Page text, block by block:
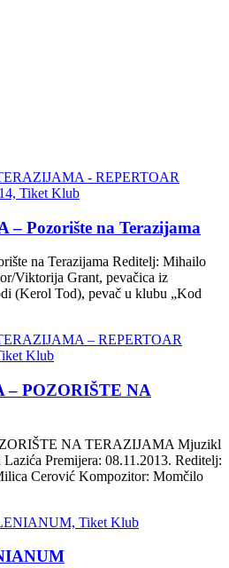
Pozorište na Terazijama
na Terazijama Reditelj: Mihailo
Viktorija Grant, pevačica iz
(Kerol Tod), pevač u klubu „Kod
– POZORIŠTE NA
NA TERAZIJAMA Mjuzikl
Premijera: 08.11.2013. Reditelj:
Cerović Kompozitor: Momčilo